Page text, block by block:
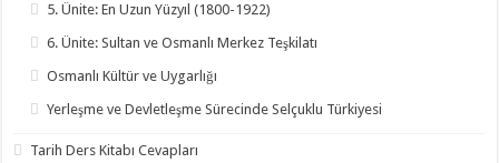
5. Ünite: En Uzun Yüzyıl (1800-1922)
6. Ünite: Sultan ve Osmanlı Merkez Teşkilatı
Osmanlı Kültür ve Uygarlığı
Yerleşme ve Devletleşme Sürecinde Selçuklu Türkiyesi
Tarih Ders Kitabı Cevapları